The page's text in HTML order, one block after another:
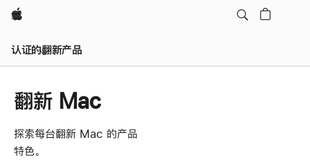
Apple
认证的翻新产品
翻新 Mac
探索每台翻新 Mac 的产品
特色。